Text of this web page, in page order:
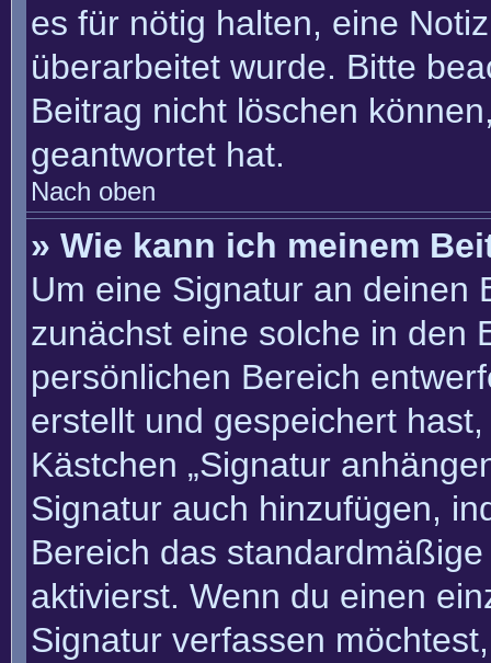
es für nötig halten, eine
überarbeitet wurde. Bitte
Beitrag nicht löschen
geantwortet hat.
Nach oben
» Wie kann ich meinem
Um eine Signatur an deinen
zunächst eine solche in den
persönlichen Bereich
erstellt und gespeichert
Kästchen „Signatur
Signatur auch hinzufügen,
Bereich das
aktivierst. Wenn du einen
Signatur verfassen